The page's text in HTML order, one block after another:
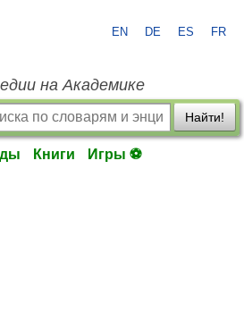
EN DE ES FR
на Академике
Найти!
Книги Игры ⚽